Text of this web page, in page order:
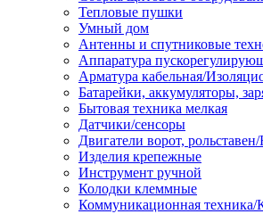
Тепловые пушки
Умный дом
Антенны и спутниковые
Аппаратура
Арматура кабельная/
Батарейки, аккумуляторы,
Бытовая техника мелкая
Датчики/сенсоры
Двигатели ворот,
Изделия крепежные
Инструмент ручной
Колодки клеммные
Коммуникационная